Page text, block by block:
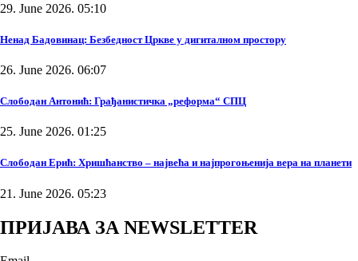
29. June 2026. 05:10
Ненад Бадовинац: Безбедност Цркве у дигиталном простору
26. June 2026. 06:07
Слободан Антонић: Грађанистичка „реформа“ СПЦ
25. June 2026. 01:25
Слободан Ерић: Хришћанство – највећа и најпрогоњенија вера на планети
21. June 2026. 05:23
ПРИЈАВА ЗА NEWSLETTER